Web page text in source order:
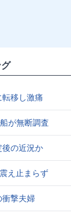
移し激痛
が無断調査
の近況か
え止まらず
撃夫婦